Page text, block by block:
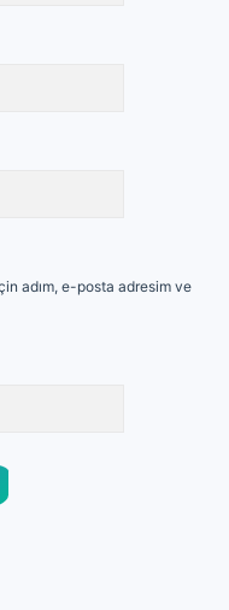
adım, e-posta adresim ve